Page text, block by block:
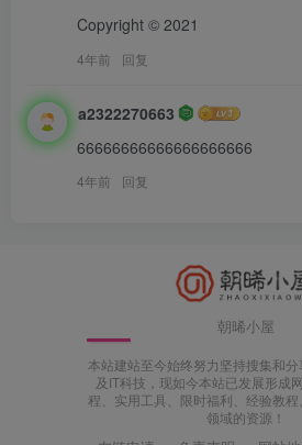
Copyright © 2021
4年前 回复
a2322270663
66666666666666666666
4年前 回复
朝晞小屋
本站建站至今始终努力坚持搜集和
及IT科技，现如今本站已发展形成
程、实用工具、限时福利、经验教
领域的资源！